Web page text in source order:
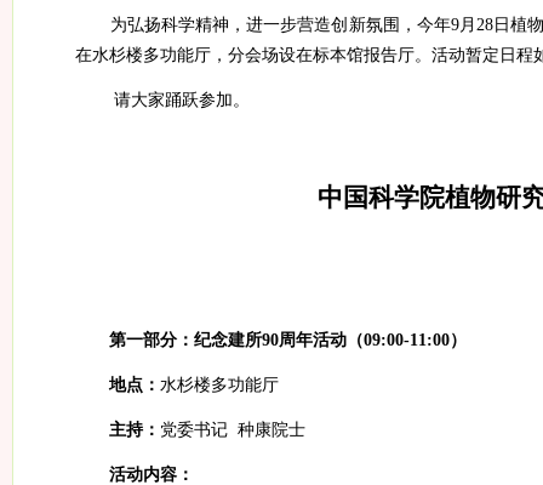
为弘扬科学精神，进一步营造创新氛围，今年9月28 日植
在水杉楼多功能厅，分会场设在标本馆报告厅。活动暂定日程
请大家踊跃参加。
中国科学院植物研
第一部分：纪念建所90周年活动（09:00-11:00）
地点：水杉楼多功能厅
主持： 党委书记 种康院士
活动内容：